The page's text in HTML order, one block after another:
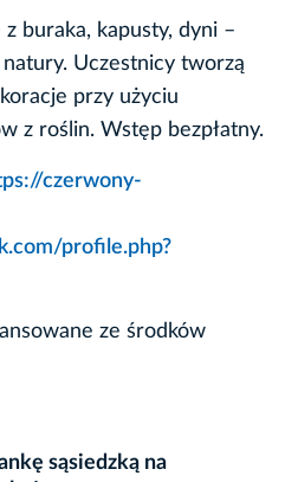
buraka, kapusty, dyni –
Uczestnicy tworzą
przy użyciu
z roślin. Wstęp bezpłatny.
czerwony-
profile.php?
ze środków
sąsiedzką na